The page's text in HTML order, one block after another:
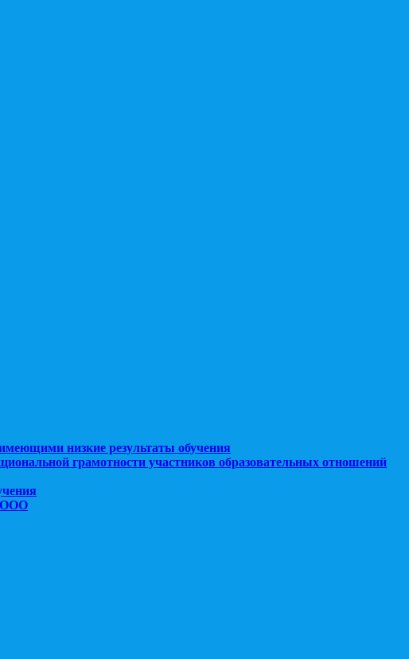
низкие результаты обучения
грамотности участников образовательных отношений
ООО